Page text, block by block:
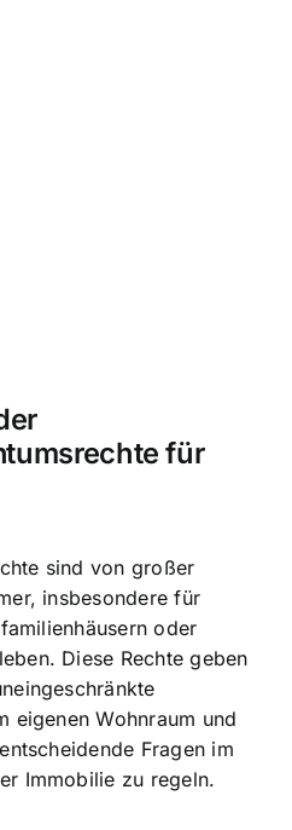
für
sind von großer
insbesondere für
oder
Diese Rechte geben
eigenen Wohnraum und
Fragen im
Immobilie zu regeln.